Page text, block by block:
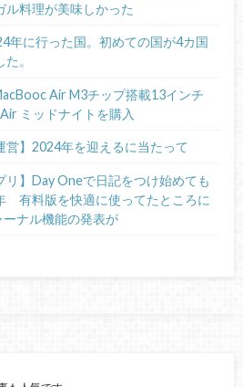
ル料理が美味しかった
年に行った国。初めての国が4カ国
。
Air M3チップ搭載13インチ
ミッドナイトを購入
営】2024年を迎えるに当たって
リ】Day Oneで日記をつけ始めても
有料版を快適に使ってたところに
ナル機能の発表が